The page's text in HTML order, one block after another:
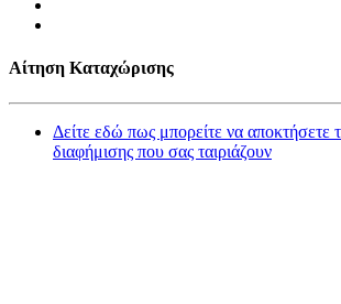
Αίτηση Καταχώρισης
Δείτε εδώ πως μπορείτε να αποκτήσετε
διαφήμισης που σας ταιριάζουν